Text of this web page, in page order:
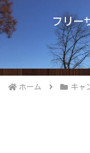
フリー
ホーム キャ